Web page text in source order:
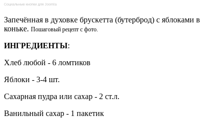
Социальные кнопки для Joomla
Запечённая в духовке брускетта (бутерброд) с яблоками в
коньке. Пошаговый рецепт с фото.
ИНГРЕДИЕНТЫ:
Хлеб любой - 6 ломтиков
Яблоки - 3-4 шт.
Сахарная пудра или сахар - 2 ст.л.
Ванильный сахар - 1 пакетик